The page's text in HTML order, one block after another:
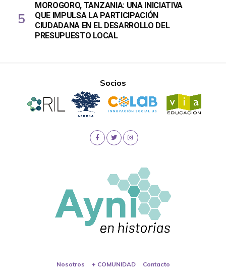
MOROGORO, TANZANIA: UNA INICIATIVA
QUE IMPULSA LA PARTICIPACIÓN
CIUDADANA EN EL DESARROLLO DEL
PRESUPUESTO LOCAL
Socios
Nosotros + COMUNIDAD Contacto